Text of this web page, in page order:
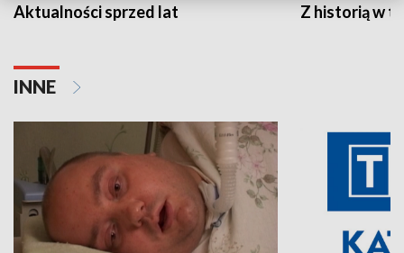
Aktualności sprzed lat Z historią w
INNE